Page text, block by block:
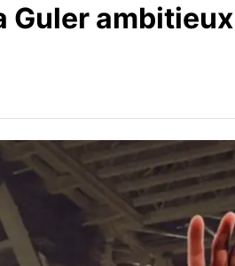
Guler ambitieux